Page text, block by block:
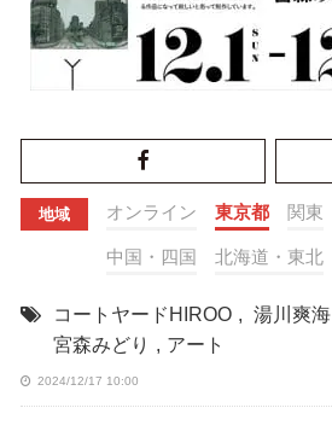
地域 オンライン 東京都 関東
中国・四国 北海道・東北
コートヤードHIROO , 湯川爽海
宮森みどり , アート
2024/12/17 10:00